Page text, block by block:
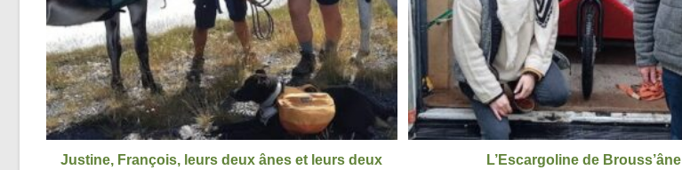
Justine, François, leurs deux ânes et leurs deux
L’Escargoline de Brouss’âne